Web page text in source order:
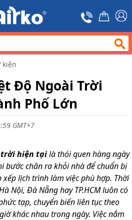
kiện
Độ Ngoài Trời
Phố Lớn
GMT+7
hiện tạilà thói quen hàng ngày
bước chân ra khỏi nhà để chuẩn bị
lịch trình làm việc phù hợp. Thời
Nội, Đà Nẵng hay TP.HCM luôn có
tạp, chuyển biến liên tục theo
khác nhau trong ngày. Việc nắm